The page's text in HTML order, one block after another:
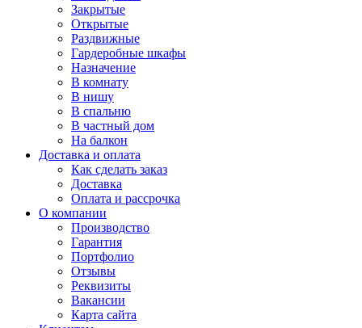
Закрытые
Открытые
Раздвижные
Гардеробные шкафы
Назначение
В комнату
В нишу
В спальню
В частный дом
На балкон
Доставка и оплата
Как сделать заказ
Доставка
Оплата и рассрочка
О компании
Производство
Гарантия
Портфолио
Отзывы
Реквизиты
Вакансии
Карта сайта